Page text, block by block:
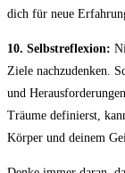
dich für⁤ neue⁣
10. Selbstreflexion:
Ziele nachzudenken.
und⁣
Träume⁢ definierst,
Körper und ‍deinem